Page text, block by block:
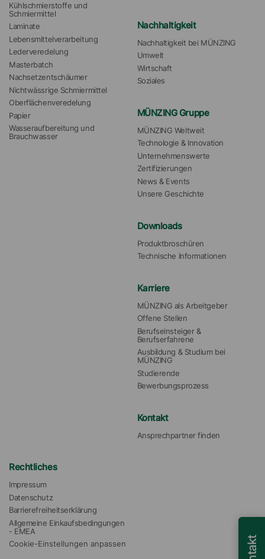
Kühlschmierstoffe und
Schmiermittel
Laminate
Lebensmittelverarbeitung
Lederveredelung
Masterbatch
Nachsetzentschäumer
Nichtwässrige Schmiermittel
Oberflächenveredelung
Papier
Wasseraufbereitung und
Brauchwasser
Nachhaltigkeit
Nachhaltigkeit bei MÜNZING
Umwelt
Wirtschaft
Soziales
MÜNZING Gruppe
MÜNZING Weltweit
Technologie & Innovation
Unternehmenswerte
Zertifizierungen
News & Events
Unsere Geschichte
Downloads
Produktbroschüren
Technische Informationen
Karriere
MÜNZING als Arbeitgeber
Offene Stellen
Berufseinsteiger &
Berufserfahrene
Ausbildung & Studium bei
MÜNZING
Studierende
Bewerbungsprozess
Kontakt
Ansprechpartner finden
Rechtliches
Impressum
Datenschutz
Barrierefreiheitserklärung
Allgemeine Einkaufsbedingungen
- EMEA
Cookie-Einstellungen anpassen